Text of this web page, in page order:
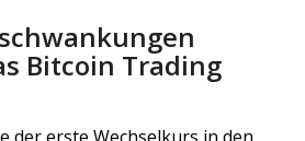
Bitcoin Trading
der erste Wechselkurs in den